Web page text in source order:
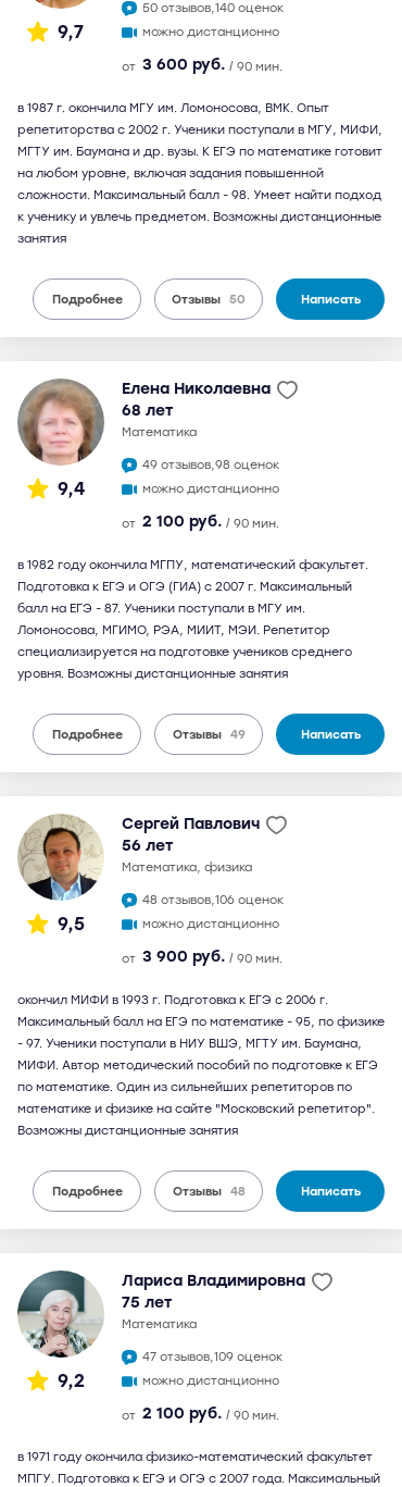
9,7
50 отзывов,140 оценок
можно дистанционно
от 3 600 руб. / 90 мин.
в 1987 г. окончила МГУ им. Ломоносова, ВМК. Опыт
репетиторства с 2002 г. Ученики поступали в МГУ, МИФИ,
МГТУ им. Баумана и др. вузы. К ЕГЭ по математике готовит
на любом уровне, включая задания повышенной
сложности. Максимальный балл - 98. Умеет найти подход
к ученику и увлечь предметом. Возможны дистанционные
занятия
Подробнее Отзывы 50 Написать
9,4
Елена Николаевна
68 лет
математика
49 отзывов,98 оценок
можно дистанционно
от 2 100 руб. / 90 мин.
в 1982 году окончила МГПУ, математический факультет.
Подготовка к ЕГЭ и ОГЭ (ГИА) с 2007 г. Максимальный
балл на ЕГЭ - 87. Ученики поступали в МГУ им.
Ломоносова, МГИМО, РЭА, МИИТ, МЭИ. Репетитор
специализируется на подготовке учеников среднего
уровня. Возможны дистанционные занятия
Подробнее Отзывы 49 Написать
9,5
Сергей Павлович
56 лет
математика, физика
48 отзывов,106 оценок
можно дистанционно
от 3 900 руб. / 90 мин.
окончил МИФИ в 1993 г. Подготовка к ЕГЭ с 2006 г.
Максимальный балл на ЕГЭ по математике - 95, по физике
- 97. Ученики поступали в НИУ ВШЭ, МГТУ им. Баумана,
МИФИ. Автор методический пособий по подготовке к ЕГЭ
по математике. Один из сильнейших репетиторов по
математике и физике на сайте "Московский репетитор".
Возможны дистанционные занятия
Подробнее Отзывы 48 Написать
9,2
Лариса Владимировна
75 лет
математика
47 отзывов,109 оценок
можно дистанционно
от 2 100 руб. / 90 мин.
в 1971 году окончила физико-математический факультет
МПГУ. Подготовка к ЕГЭ и ОГЭ с 2007 года. Максимальный